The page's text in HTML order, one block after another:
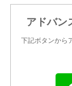
アドバン
下記ボタンから